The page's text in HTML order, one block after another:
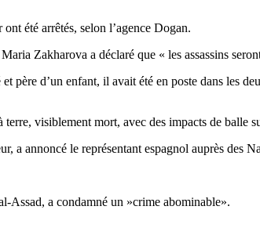
été arrêtés, selon l’agence Dogan.
Zakharova a déclaré que « les assassins
d’un enfant, il avait été en poste dans les
visiblement mort, avec des impacts de balle
a annoncé le représentant espagnol auprès des
Assad, a condamné un »crime abominable».